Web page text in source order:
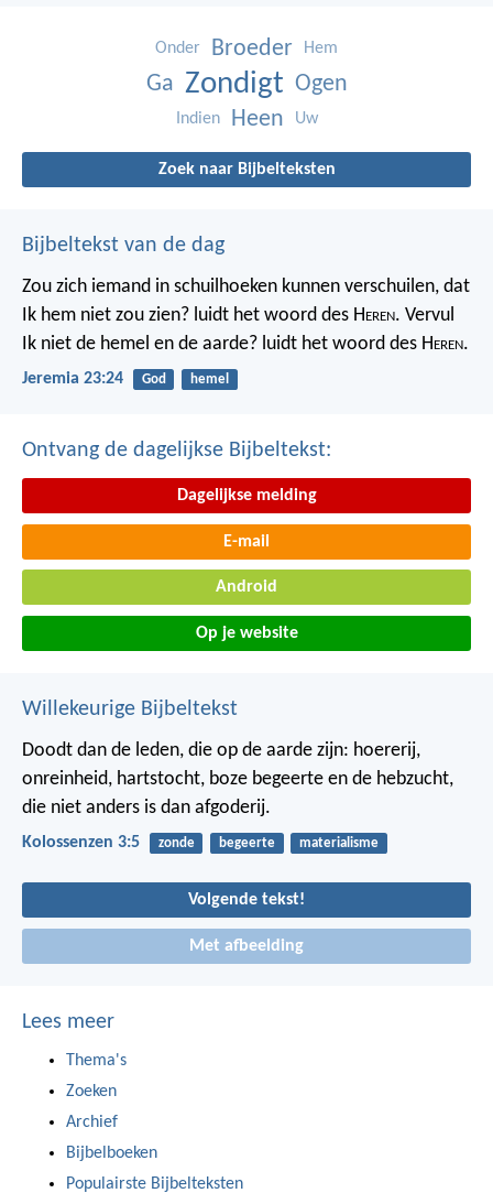
Onder Broeder Hem
Ga Zondigt Ogen
Indien Heen Uw
Zoek naar Bijbelteksten
Bijbeltekst van de dag
Zou zich iemand in schuilhoeken kunnen verschuilen, dat
Ik hem niet zou zien? luidt het woord des Heren. Vervul
Ik niet de hemel en de aarde? luidt het woord des Heren.
Jeremia 23:24 God hemel
Ontvang de dagelijkse Bijbeltekst:
Dagelijkse melding
E-mail
Android
Op je website
Willekeurige Bijbeltekst
Doodt dan de leden, die op de aarde zijn: hoererij,
onreinheid, hartstocht, boze begeerte en de hebzucht,
die niet anders is dan afgoderij.
Kolossenzen 3:5 zonde begeerte materialisme
Volgende tekst!
Met afbeelding
Lees meer
Thema's
Zoeken
Archief
Bijbelboeken
Populairste Bijbelteksten